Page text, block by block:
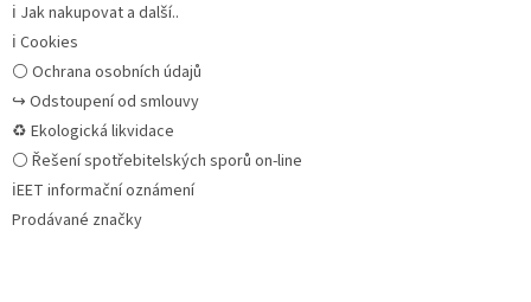
ℹ Jak nakupovat a další..
ℹ Cookies
⚪ Ochrana osobních údajů
↪ Odstoupení od smlouvy
♻ Ekologická likvidace
⚪ Řešení spotřebitelských sporů on-line
ℹEET informační oznámení
Prodávané značky